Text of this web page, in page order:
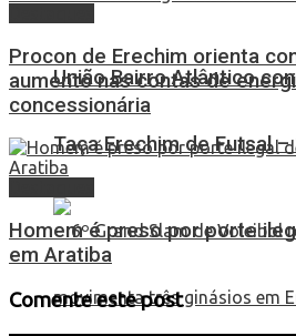
União Bairro Atlântico
Taça Erechim de Futsal –
Procon de Erechim orienta
aumento nas contas de
concessionária
Homem é preso por porte
em Aratiba
Comente este post